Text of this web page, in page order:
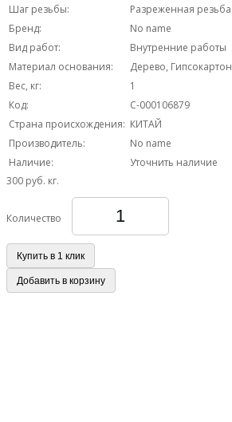
Шаг резьбы:
Разреженная резьба
Бренд:
No name
Вид работ:
Внутренние работы
Материал основания:
Дерево, Гипсокартон
Вес, кг:
1
Код:
С-000106879
Страна происхождения: КИТАЙ
Производитель:
No name
Наличие:
Уточнить наличие
300 руб. кг.
Количество
Купить в 1 клик
Добавить в корзину